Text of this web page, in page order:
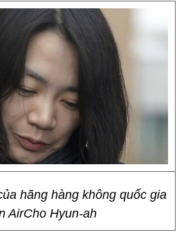
hãng hàng không quốc gia
AirCho Hyun-ah